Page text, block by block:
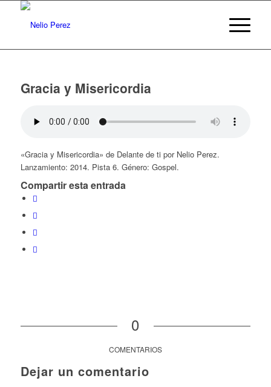
Gracia y Misericordia
«Gracia y Misericordia» de Delante de ti por Nelio Perez.
Lanzamiento: 2014. Pista 6. Género: Gospel.
Compartir esta entrada
0
COMENTARIOS
Dejar un comentario